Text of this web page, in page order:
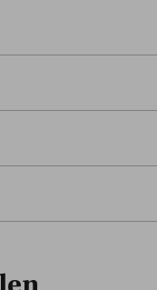
drogen. Strijk op
Krimpt maximaal